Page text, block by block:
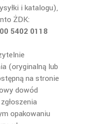
i katalogu),
ŻDK:
5402 0118
(oryginalną lub
na stronie
dowód
opakowaniu